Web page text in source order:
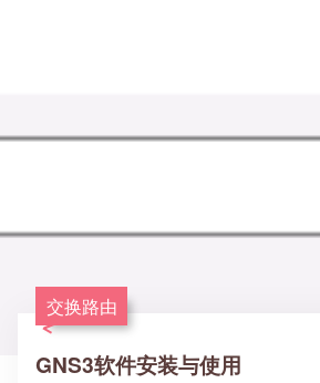
交换路由
GNS3软件安装与使用